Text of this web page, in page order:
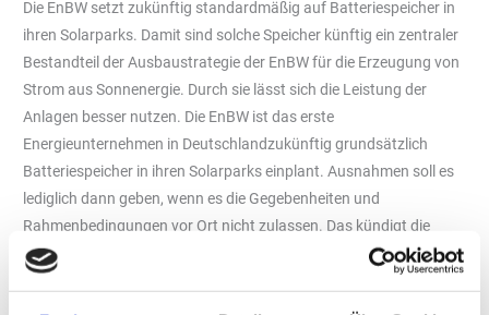
Die EnBW setzt zukünftig standardmäßig auf Batteriespeicher in
ihren Solarparks. Damit sind solche Speicher künftig ein zentraler
Bestandteil der Ausbaustrategie der EnBW für die Erzeugung von
Strom aus Sonnenergie. Durch sie lässt sich die Leistung der
Anlagen besser nutzen. Die EnBW ist das erste
Energieunternehmen in Deutschlandzukünftig grundsätzlich
Batteriespeicher in ihren Solarparks einplant. Ausnahmen soll es
lediglich dann geben, wenn es die Gegebenheiten und
Rahmenbedingungen vor Ort nicht zulassen. Das kündigt die
EnBW anlässlich der Lieferung des Batteriespeichers für ihren
Solarpark bei Bruchsal, nördlich von Karlsruhe, an. Diese Anlage
soll im Dezember 2023 in Betrieb gehen und im Frühjahr 2024